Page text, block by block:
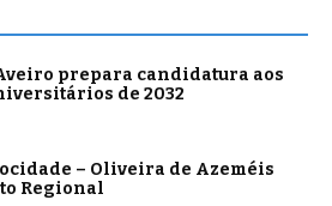
prepara candidatura aos
de 2032
– Oliveira de Azeméis
Regional